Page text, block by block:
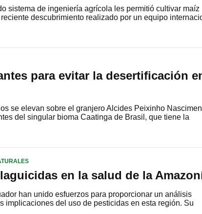
sistema de ingeniería agrícola les permitió cultivar maíz
descubrimiento realizado por un equipo
para evitar la desertificación
se elevan sobre el granjero Alcides Peixinho
del singular bioma Caatinga de Brasil, que tiene la
en la salud de la
han unido esfuerzos para proporcionar un análisis
implicaciones del uso de pesticidas en esta región. Su